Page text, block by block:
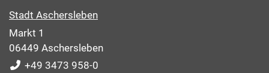
Stadt Aschersleben
Markt 1
06449 Aschersleben
+49 3473 958-0